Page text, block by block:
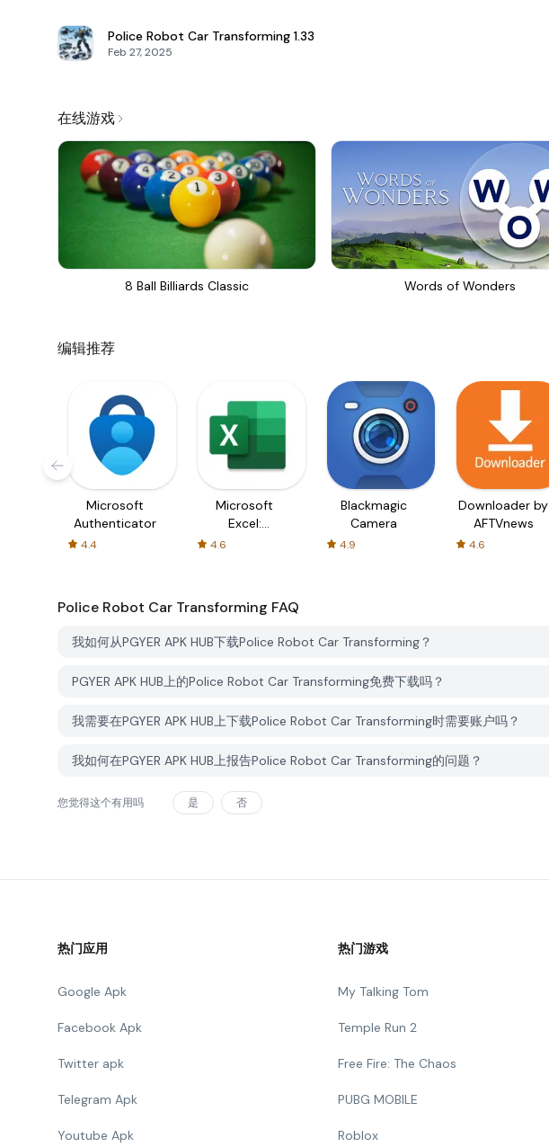
Police Robot Car Transforming 1.33
Feb 27, 2025
在线游戏
8 Ball Billiards Classic Words of Wonders
编辑推荐
Microsoft
Authenticator
4.4
Microsoft
Excel:
Spreadsheets
4.6
Blackmagic
Camera
4.9
Downloader by
AFTVnews
4.6
Police Robot Car Transforming FAQ
我如何从PGYER APK HUB下载Police Robot Car Transforming？
PGYER APK HUB上的Police Robot Car Transforming免费下载吗？
我需要在PGYER APK HUB上下载Police Robot Car Transforming时需要账户吗？
我如何在PGYER APK HUB上报告Police Robot Car Transforming的问题？
您觉得这个有用吗 是 否
热门应用
Google Apk
Facebook Apk
Twitter apk
Telegram Apk
Youtube Apk
热门游戏
My Talking Tom
Temple Run 2
Free Fire: The Chaos
PUBG MOBILE
Roblox